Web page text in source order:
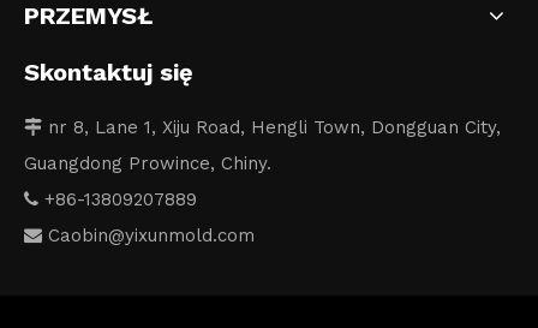
PRZEMYSŁ
Skontaktuj się
 nr 8, Lane 1, Xiju Road, Hengli Town, Dongguan City,
Guangdong Prowince, Chiny.
 +86-13809207889
 Caobin@yixunmold.com